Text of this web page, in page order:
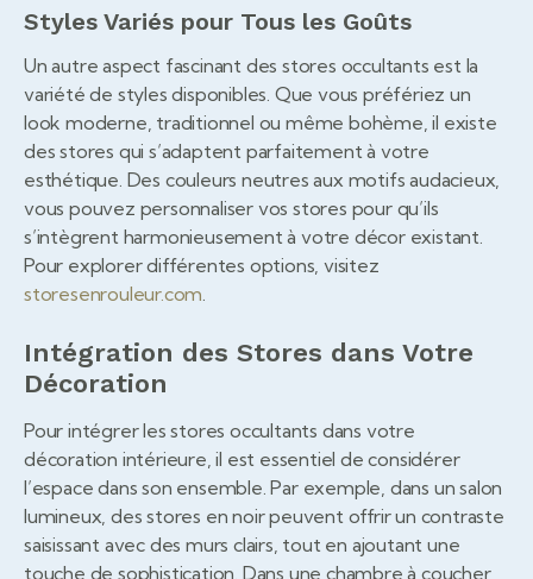
Styles Variés pour Tous les Goûts
Un autre aspect fascinant des stores occultants est la
variété de styles disponibles. Que vous préfériez un
look moderne, traditionnel ou même bohème, il existe
des stores qui s’adaptent parfaitement à votre
esthétique. Des couleurs neutres aux motifs audacieux,
vous pouvez personnaliser vos stores pour qu’ils
s’intègrent harmonieusement à votre décor existant.
Pour explorer différentes options, visitez
storesenrouleur.com
Intégration des Stores dans Votre
Décoration
Pour intégrer les stores occultants dans votre
décoration intérieure, il est essentiel de considérer
l’espace dans son ensemble. Par exemple, dans un salon
lumineux, des stores en noir peuvent offrir un contraste
saisissant avec des murs clairs, tout en ajoutant une
touche de sophistication. Dans une chambre à coucher,